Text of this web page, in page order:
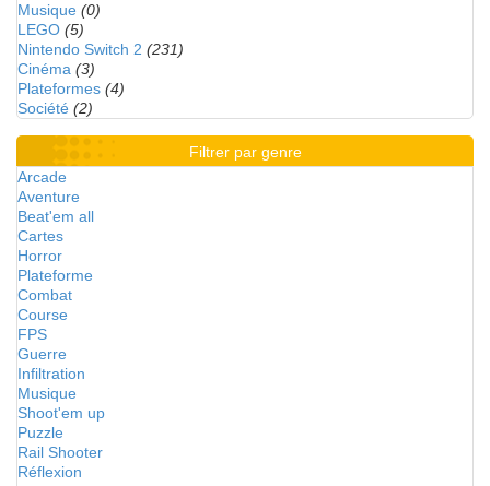
Musique (0)
LEGO (5)
Nintendo Switch 2 (231)
Cinéma (3)
Plateformes (4)
Société (2)
Filtrer par genre
Arcade
Aventure
Beat'em all
Cartes
Horror
Plateforme
Combat
Course
FPS
Guerre
Infiltration
Musique
Shoot'em up
Puzzle
Rail Shooter
Réflexion